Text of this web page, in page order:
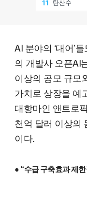
AI 분야의 ‘대어’
의 개발사 오픈AI
이상의 공모 규모
가치로 상장을 예
대항마인 앤트로
천억 달러 이상의
이다.
● “수급 구축효과 제